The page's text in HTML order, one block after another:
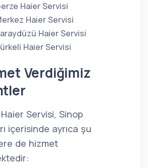
Haier Servisi
Haier Servisi
Haier Servisi
Haier Servisi
Verdiğimiz
Servisi, Sinop
içerisinde ayrıca şu
de hizmet